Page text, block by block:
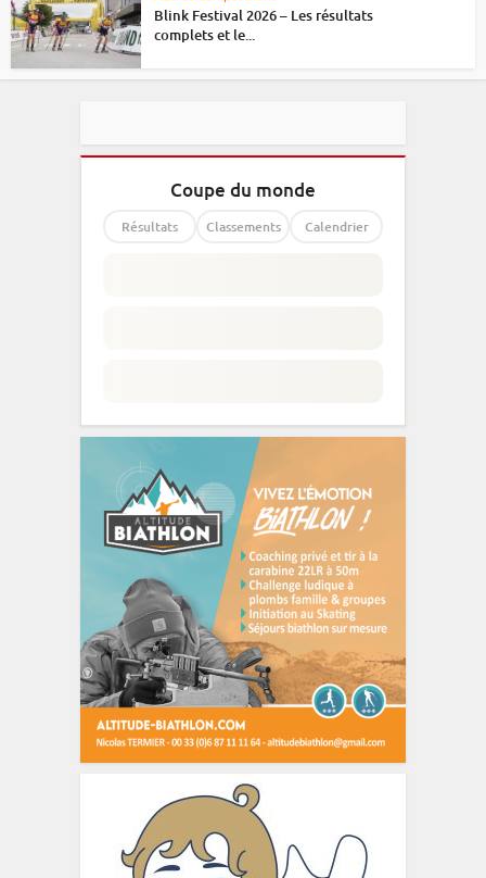
Blink Festival 2026 – Les résultats
complets et le...
Coupe du monde
Résultats Classements Calendrier